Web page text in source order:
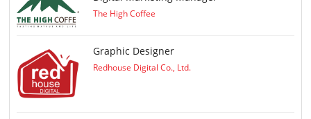
The High Coffee
Graphic Designer
Redhouse Digital Co., Ltd.